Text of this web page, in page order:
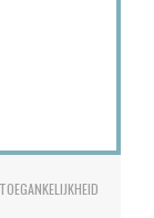
EEN NIEUW VENSTER))
TOEGANKELIJKHEID
((OPENT IN EEN